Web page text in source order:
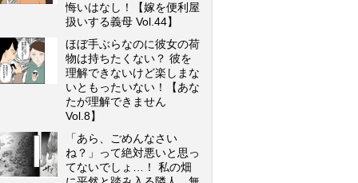
悔いはなし！【嫁を便利屋
扱いする義母 Vol.44】
ほぼ手ぶらなのに彼女の荷
物は持ちたくない？ 彼を
理解できないけど楽しまな
いともったいない！【あな
たが理解できません
Vol.8】
「あら、ごめんなさい
ね？」って絶対悪いと思っ
てないでしょ…！ 私の畑